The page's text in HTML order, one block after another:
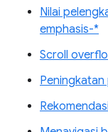
Nilai
emphasis-*
Scroll